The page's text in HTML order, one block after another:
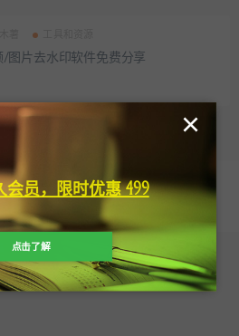
/图片去水印软件免费分享
之道 All Rights Reserved
号 琼ICP备2022000735号-1
员，限时优惠 499
点击了解
×